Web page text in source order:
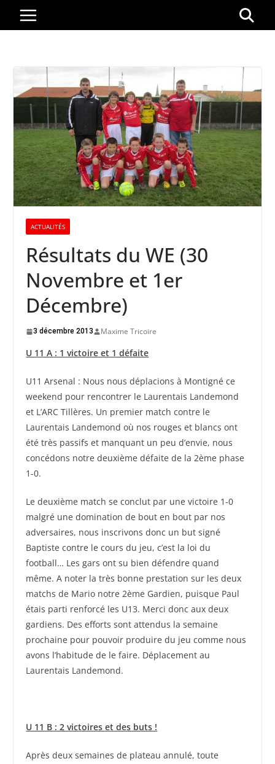
Passer
ACTUALITÉS
Résultats du WE (30
Novembre et 1er
Décembre)
3 décembre 2013 Maxime Tricoire
U 11 A : 1 victoire et 1 défaite
U11 Arsenal : Nous nous déplacions à Montigné ce
weekend pour rencontrer le Laurentais Landemond
et L’ARC Tillères. Un premier match contre le
Laurentais Landemond où nos rouges et blancs ont
été très passifs et manquant un peu d’envie, nous
concédons notre deuxième défaite de la 2ème phase
1-0.
Le deuxième match se conclut par une victoire 1-0
malgré une domination de bout en bout par nos
adversaires, nous inscrivons donc un but signé
Baptiste contre le cours du jeu, c’est la loi du
football… Les gars ont su bien défendre quand
même. A noter la très bonne prestation sur les deux
matchs de Mario notre 2ème Gardien, puisque Paul
étais parti renforcé les U13. Merci donc aux deux
gardiens. Des efforts sont attendus la semaine
prochaine pour pouvoir produire du jeu comme nous
avons l’habitude de le faire. Déplacement au
Laurentais Landemond.
U 11 B : 2 victoires et des buts !
Après deux semaines de plateau annulé, toute